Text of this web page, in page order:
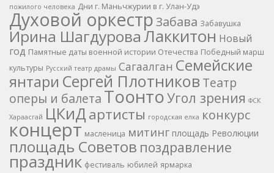
пожилого человека Дни г. Маньчжурии в г. Улан-Удэ
Духовой оркестрЗабава Забавушка
Ирина ШагдуроваЛаккитон Новый
год Памятные даты военной истории Отечества Победный марш
культуры Русский театр драмы Сагаалган Семейские
янтари Сергей Плотников Театр
оперы и балета ТоонтоУгол зрения ФСК
Хараасгай ЦКиДартисты городская елка конкурс
концерт масленица митинг площадь Революции
площадь Советов поздравление
праздник фестиваль юбилей ярмарка